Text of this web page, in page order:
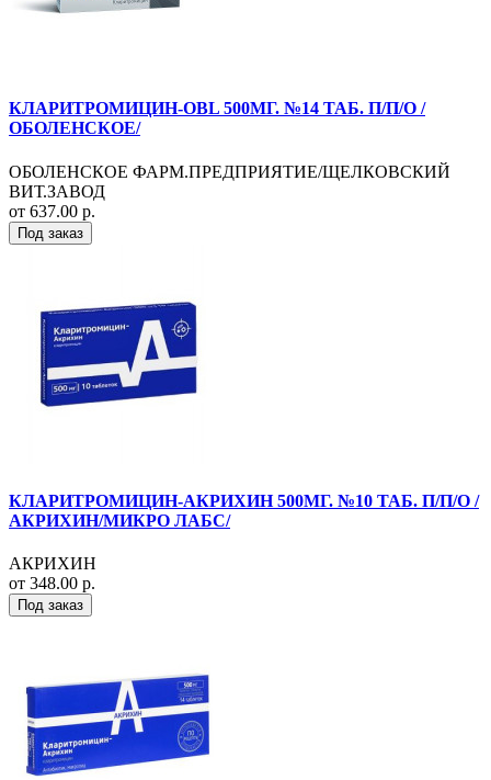
КЛАРИТРОМИЦИН-OBL 500МГ. №14 ТАБ. П/П/О /
ОБОЛЕНСКОЕ/
ОБОЛЕНСКОЕ ФАРМ.ПРЕДПРИЯТИЕ/ЩЕЛКОВСКИЙ
ВИТ.ЗАВОД
от 637.00 р.
Под заказ
КЛАРИТРОМИЦИН-АКРИХИН 500МГ. №10 ТАБ. П/П/О /
АКРИХИН/МИКРО ЛАБС/
АКРИХИН
от 348.00 р.
Под заказ